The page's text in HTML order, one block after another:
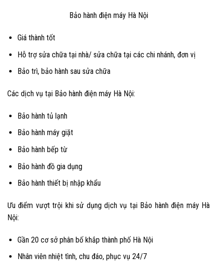
Bảo hành điện máy Hà Nội
Giá thành tốt
Hỗ trợ sửa chữa tại nhà/ sửa chữa tại các chi nhánh, đơn vị
Bảo trì, bảo hành sau sửa chữa
Các dịch vụ tại Bảo hành điện máy Hà Nội:
Bảo hành tủ lạnh
Bảo hành máy giặt
Bảo hành bếp từ
Bảo hành đồ gia dụng
Bảo hành thiết bị nhập khẩu
Ưu điểm vượt trội khi sử dụng dịch vụ tại Bảo hành điện máy Hà
Nội:
Gần 20 cơ sở phân bố khắp thành phố Hà Nội
Nhân viên nhiệt tình, chu đáo, phục vụ 24/7